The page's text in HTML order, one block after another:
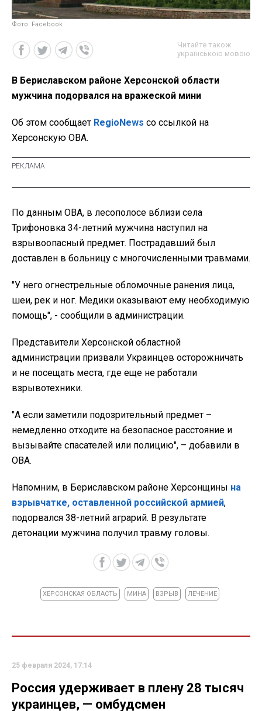
Фото: Facebook
Читайте також
українською мовою
В Бериславском районе Херсонской области
мужчина подорвался на вражеской мини
Об этом сообщает RegioNews со ссылкой на
Херсонскую ОВА.
По данным ОВА, в лесополосе вблизи села
Трифоновка 34-летний мужчина наступил на
взрывоопасный предмет. Пострадавший был
доставлен в больницу с многочисленными травмами.
"У него огнестрельные обломочные ранения лица,
шеи, рек и ног. Медики оказывают ему необходимую
помощь", - сообщили в администрации.
Представители Херсонской областной
администрации призвали Украинцев осторожничать
и не посещать места, где еще не работали
взрывотехники.
"А если заметили подозрительный предмет –
немедленно отходите на безопасное расстояние и
вызывайте спасателей или полицию", – добавили в
ОВА.
Напомним, в Бериславском районе Херсонщины на
взрывчатке, оставленной российской армией,
подорвался 38-летний аграрий. В результате
детонации мужчина получил травму головы.
ХЕРСОНСКАЯ ОБЛАСТЬ МИНА ВЗРЫВ ЛЕЧЕНИЕ
25 февраля 2024, 17:14
Россия удерживает в плену 28 тысяч
украинцев, — омбудсмен